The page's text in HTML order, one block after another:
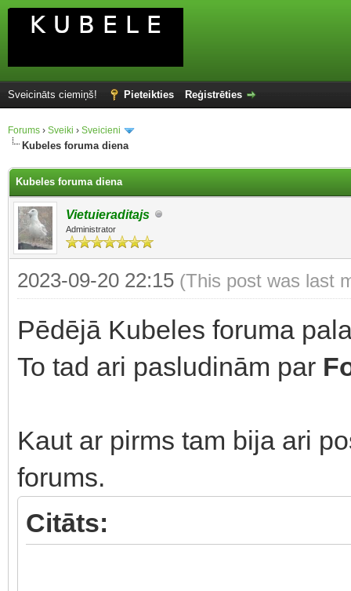
Sveicināts ciemiņš! Pieteikties Reģistrēties
Forums › Sveiki › Sveicieni
Kubeles foruma diena
Kubeles foruma diena
Vietuieraditajs
Administrator
2023-09-20 22:15 (This post was last
Pēdējā Kubeles foruma
To tad ari pasludinām par
Kaut ar pirms tam bija ari
forums.
Citāts: